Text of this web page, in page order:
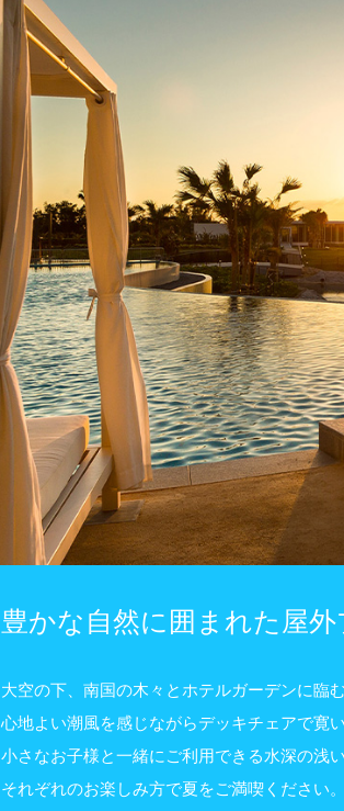
豊かな自然に囲まれた屋
大空の下、南国の木々とホテルガーデンに臨
心地よい潮風を感じながらデッキチェアで寛
小さなお子様と一緒にご利用できる水深の浅
それぞれのお楽しみ方で夏をご満喫ください